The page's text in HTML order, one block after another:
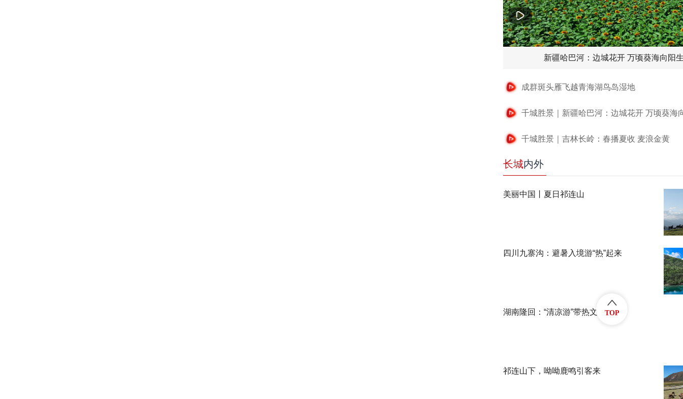
新疆哈巴河：边城花开 万顷葵海向阳
成群斑头雁飞越青海湖鸟岛湿地
千城胜景｜新疆哈巴河：边城花开 万顷葵海
千城胜景｜吉林长岭：春播夏收 麦浪金黄
长城内外
美丽中国丨夏日祁连山
四川九寨沟：避暑入境游“热”起来
湖南隆回：“清凉游”带热文旅消费
祁连山下，呦呦鹿鸣引客来
TOP